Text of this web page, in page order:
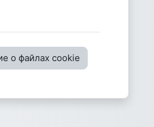
о файлах cookie